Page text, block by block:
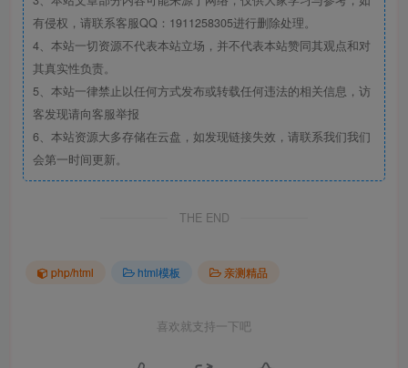
有侵权，请联系客服QQ：1911258305进行删除处理。
4、本站一切资源不代表本站立场，并不代表本站赞同其观点和对
其真实性负责。
5、本站一律禁止以任何方式发布或转载任何违法的相关信息，访
客发现请向客服举报
6、本站资源大多存储在云盘，如发现链接失效，请联系我们我们
会第一时间更新。
THE END
php/html html模板 亲测精品
喜欢就支持一下吧